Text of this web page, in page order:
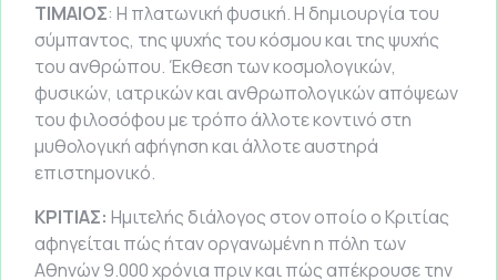
ΤΙΜΑΙΟΣ: Η πλατωνική φυσική. Η δημιουργία του
σύμπαντος, της ψυχής του κόσμου και της ψυχής
του ανθρώπου. Έκθεση των κοσμολογικών,
φυσικών, ιατρικών και ανθρωπολογικών απόψεων
του φιλοσόφου με τρόπο άλλοτε κοντινό στη
μυθολογική αφήγηση και άλλοτε αυστηρά
επιστημονικό.
ΚΡΙΤΙΑΣ: Ημιτελής διάλογος στον οποίο ο Κριτίας
αφηγείται πώς ήταν οργανωμένη η πόλη των
Αθηνών 9.000 χρόνια πριν και πώς απέκρουσε την